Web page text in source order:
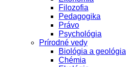
Filozofia
Pedagogika
Právo
Psychológia
Prírodné vedy
Biológia a geológia
Chémia